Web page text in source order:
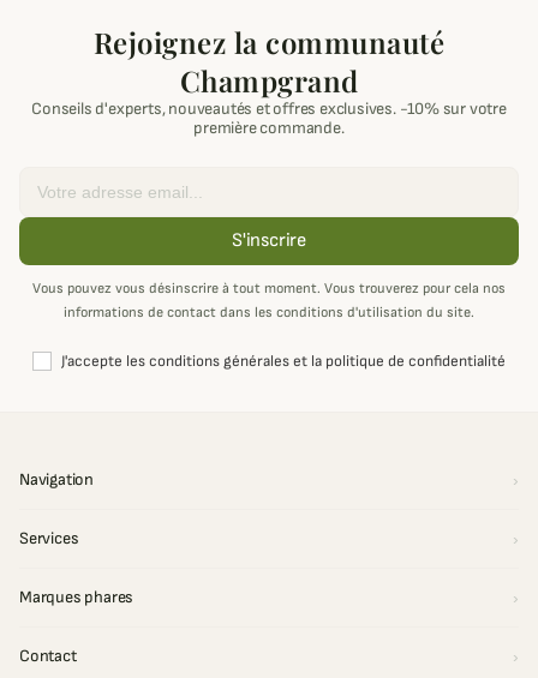
Rejoignez la communauté
Champgrand
Conseils d'experts, nouveautés et offres exclusives. -10% sur votre
première commande.
S'inscrire
Vous pouvez vous désinscrire à tout moment. Vous trouverez pour cela nos
informations de contact dans les conditions d'utilisation du site.
J'accepte les conditions générales et la politique de confidentialité
Navigation
Services
Marques phares
Contact